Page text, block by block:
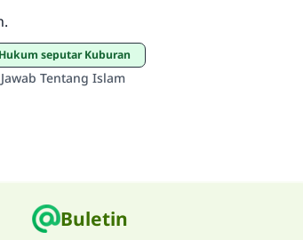
Hukum seputar Kuburan
Tentang Islam
Buletin